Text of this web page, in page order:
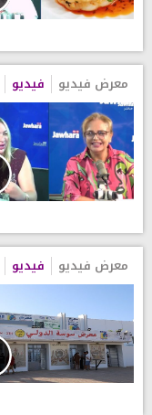
معرض فيديو فيديو
معرض فيديو فيديو